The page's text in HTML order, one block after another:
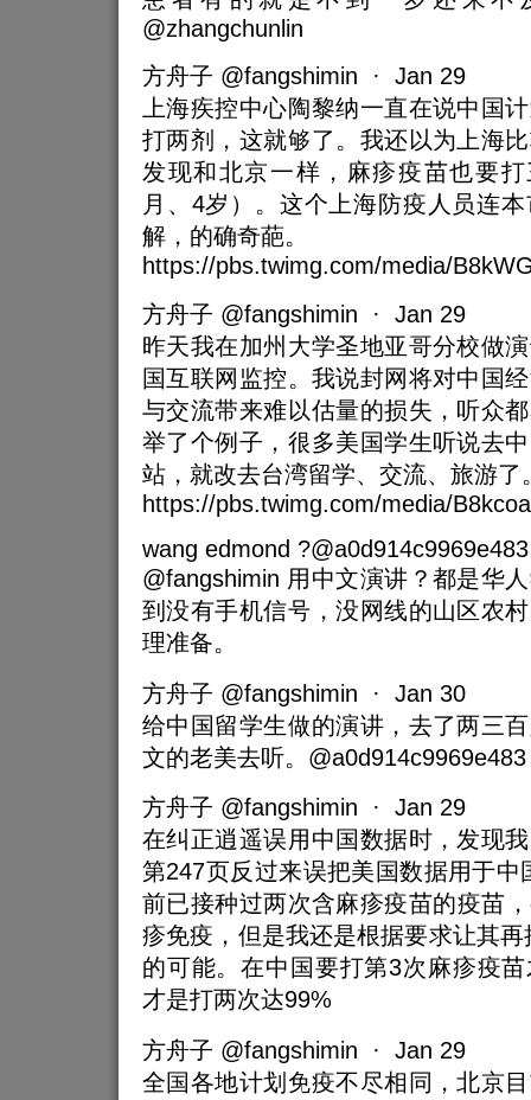
@zhangchunlin
方舟子 @fangshimin · Jan 29
上海疾控中心陶黎纳一直在说中国
打两剂，这就够了。我还以为上海
发现和北京一样，麻疹疫苗也要
月、4岁）。这个上海防疫人员连
解，的确奇葩。
https://pbs.twimg.com/media/
方舟子 @fangshimin · Jan 29
昨天我在加州大学圣地亚哥分校做
国互联网监控。我说封网将对中国
与交流带来难以估量的损失，听众
举了个例子，很多美国学生听说去
站，就改去台湾留学、交流、旅游了
https://pbs.twimg.com/media/
wang edmond
@fangshimin 用中文演讲？都是华
到没有手机信号，没网线的山区农
理准备。
方舟子 @fangshimin · Jan 30
给中国留学生做的演讲，去了两三
文的老美去听。@a0d914c9969e483
方舟子 @fangshimin · Jan 29
在纠正逍遥误用中国数据时，发现
第247页反过来误把美国数据用于中
前已接种过两次含麻疹疫苗的疫苗
疹免疫，但是我还是根据要求让其再
的可能。在中国要打第3次麻疹疫
才是打两次达99%
方舟子 @fangshimin · Jan 29
全国各地计划免疫不尽相同，北京